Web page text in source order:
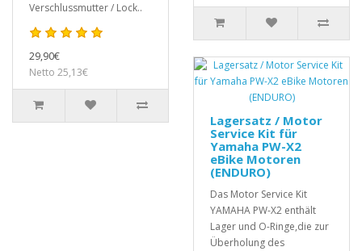
Verschlussmutter / Lock..
29,90€
Netto 25,13€
Lagersatz / Motor
Service Kit für
Yamaha PW-X2
eBike Motoren
(ENDURO)
Das Motor Service Kit
YAMAHA PW-X2 enthält
Lager und O-Ringe,die zur
Überholung des